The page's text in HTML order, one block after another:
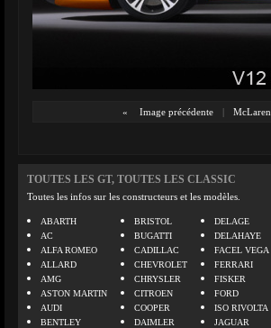
« Image précédente | McLaren
TOUTES LES GT, TOUTES LES CLASSIC
Toutes les infos sur les constructeurs et les modèles.
ABARTH
AC
ALFA ROMEO
ALLARD
AMG
ASTON MARTIN
AUDI
BENTLEY
BRISTOL
BUGATTI
CADILLAC
CHEVROLET
CHRYSLER
CITROEN
COOPER
DAIMLER
DELAGE
DELAHAYE
FACEL VEGA
FERRARI
FISKER
FORD
ISO RIVOLTA
JAGUAR